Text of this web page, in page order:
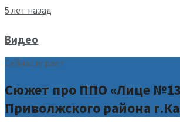
5 лет назад
Видео
Сейчас играет
Сюжет про ППО «Лице
Приволжского района